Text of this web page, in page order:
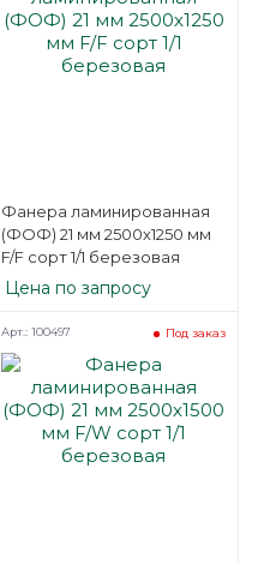
Фанера ламинированная
(ФОФ) 21 мм 2500х1250 мм
F/F сорт 1/1 березовая
Цена по запросу
Под заказ
Арт.: 100497